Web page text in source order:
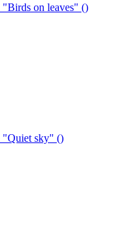
on leaves" ()
sky" ()